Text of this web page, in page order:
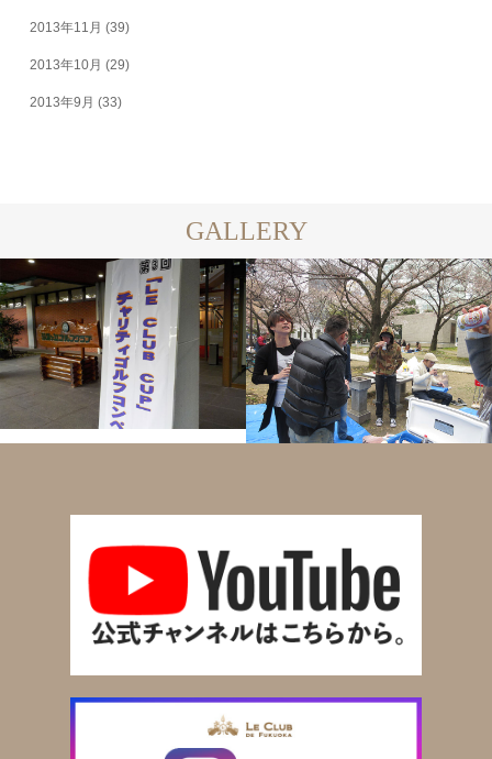
2013年11月 (39)
2013年10月 (29)
2013年9月 (33)
GALLERY